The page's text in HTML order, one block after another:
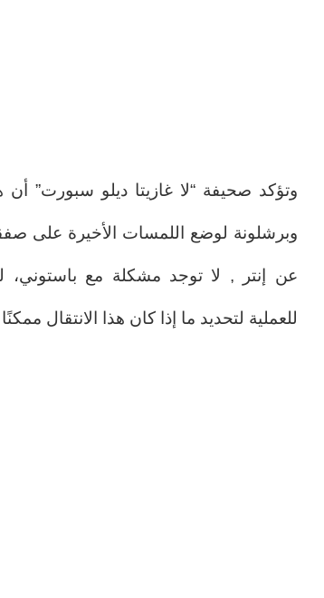
وتؤكد صحيفة “لا غازيتا ديلو سبورت” أن
وبرشلونة لوضع اللمسات الأخيرة على
عن إنتر , لا توجد مشكلة مع باستوني،
للعملية لتحديد ما إذا كان هذا الانتقال